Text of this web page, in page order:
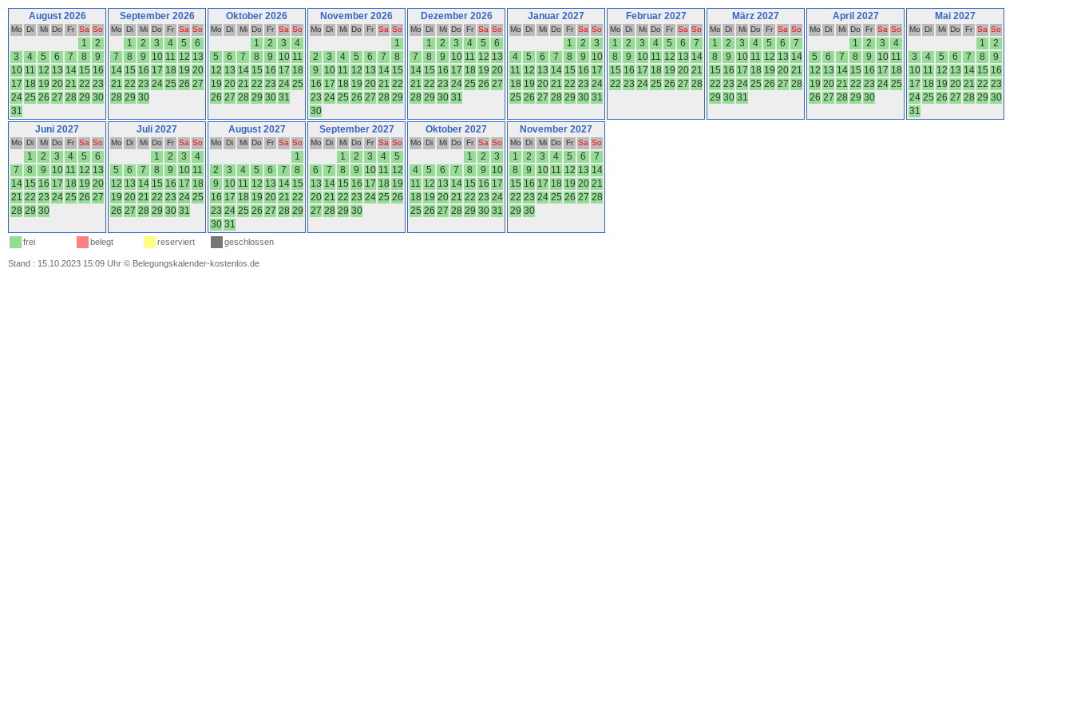
August 2026
Mo Di Mi Do Fr Sa So
1
2
3
4 5 6 7 8
9
10 11 12 13 14 15 16
17 18 19 20 21 22 23
24 25 26 27 28 29 30
31
September 2026
Mo Di Mi Do Fr Sa So
1 2 3 4 5
6
7
8 9 10 11 12 13
14 15 16 17 18 19 20
21 22 23 24 25 26 27
28 29 30
Oktober 2026
Mo Di Mi Do Fr Sa So
1 2 3
4
5
6 7 8 9 10 11
12 13 14 15 16 17 18
19 20 21 22 23 24 25
26 27 28 29 30 31
November 2026
Mo Di Mi Do Fr Sa So
1
2
3 4 5 6 7
8
9
10 11 12 13 14 15
16 17 18 19 20 21 22
23 24 25 26 27 28 29
30
Dezember 2026
Mo Di Mi Do Fr Sa So
1 2 3 4 5
6
7
8 9 10 11 12 13
14 15 16 17 18 19 20
21 22 23 24 25 26 27
28 29 30 31
Januar 2027
Mo Di Mi Do Fr Sa So
1 2
3
4
5 6 7 8 9
10
11 12 13 14 15 16 17
18 19 20 21 22 23 24
25 26 27 28 29 30 31
Februar 2027
Mo Di Mi Do Fr Sa So
1 2 3 4 5 6
7
8
9 10 11 12 13 14
15 16 17 18 19 20 21
22 23 24 25 26 27 28
März 2027
Mo Di Mi Do Fr Sa So
1 2 3 4 5 6
7
8
9 10 11 12 13 14
15 16 17 18 19 20 21
22 23 24 25 26 27 28
29 30 31
April 2027
Mo Di Mi Do Fr Sa So
1 2 3
4
5
6 7 8 9 10 11
12 13 14 15 16 17 18
19 20 21 22 23 24 25
26 27 28 29 30
Mai 2027
Mo Di Mi Do Fr Sa So
1
2
3
4 5 6 7 8
9
10 11 12 13 14 15 16
17 18 19 20 21 22 23
24 25 26 27 28 29 30
31
Juni 2027
Mo Di Mi Do Fr Sa So
1 2 3 4 5
6
7
8 9 10 11 12 13
14 15 16 17 18 19 20
21 22 23 24 25 26 27
28 29 30
Juli 2027
Mo Di Mi Do Fr Sa So
1 2 3
4
5
6 7 8 9 10 11
12 13 14 15 16 17 18
19 20 21 22 23 24 25
26 27 28 29 30 31
August 2027
Mo Di Mi Do Fr Sa So
1
2
3 4 5 6 7
8
9
10 11 12 13 14 15
16 17 18 19 20 21 22
23 24 25 26 27 28 29
30 31
September 2027
Mo Di Mi Do Fr Sa So
1 2 3 4
5
6
7 8 9 10 11 12
13 14 15 16 17 18 19
20 21 22 23 24 25 26
27 28 29 30
Oktober 2027
Mo Di Mi Do Fr Sa So
1 2
3
4
5 6 7 8 9
10
11 12 13 14 15 16 17
18 19 20 21 22 23 24
25 26 27 28 29 30 31
November 2027
Mo Di Mi Do Fr Sa So
1 2 3 4 5 6
7
8
9 10 11 12 13 14
15 16 17 18 19 20 21
22 23 24 25 26 27 28
29 30
frei belegt reserviert geschlossen
Stand : 15.10.2023 15:09 Uhr © Belegungskalender-kostenlos.de